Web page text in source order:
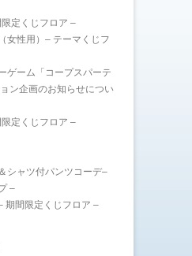
定くじフロア –
女性用）– テーマくじフ
ゲーム「コープスパーテ
ン企画のお知らせについ
定くじフロア –
シャツ付パンツコーデ–
–
期間限定くじフロア –